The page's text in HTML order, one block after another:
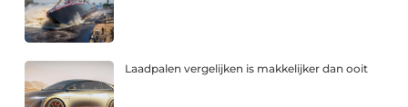
Laadpalen vergelijken is makkelijker dan ooit